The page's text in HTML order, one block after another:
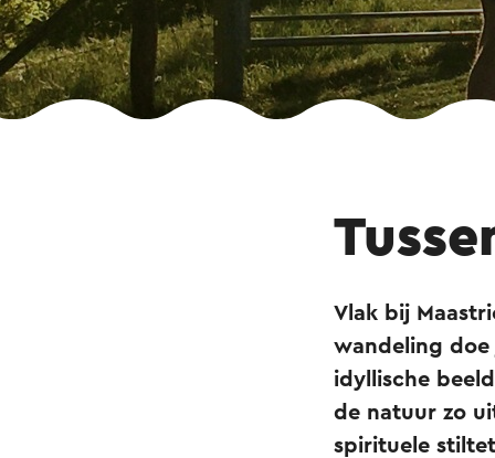
Vlak bij
wandeling
idyllische
de natuur zo
spirituele